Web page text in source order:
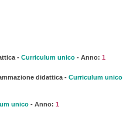
- Curriculum unico - Anno: 1
didattica - Curriculum unico
unico - Anno: 1